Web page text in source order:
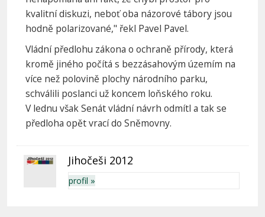
kvalitní diskuzi, neboť oba názorové tábory jsou
hodně polarizované," řekl Pavel Pavel.
Vládní předlohu zákona o ochraně přírody, která
kromě jiného počítá s bezzásahovým územím na
více než polovině plochy národního parku,
schválili poslanci už koncem loňského roku.
V lednu však Senát vládní návrh odmítl a tak se
předloha opět vrací do Sněmovny.
Jihočeši 2012
profil »